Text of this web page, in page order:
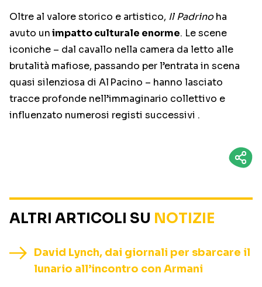
Oltre al valore storico e artistico, Il Padrinoha
avuto unimpatto culturale enorme. Le scene
iconiche – dal cavallo nella camera da letto alle
brutalità mafiose, passando per l’entrata in scena
quasi silenziosa di Al Pacino – hanno lasciato
tracce profonde nell’immaginario collettivo e
influenzato numerosi registi successivi .
ALTRI ARTICOLI SU NOTIZIE
David Lynch, dai giornali per sbarcare il
lunario all’incontro con Armani